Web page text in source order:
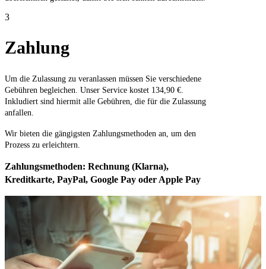
3
Zahlung
Um die Zulassung zu veranlassen müssen Sie verschiedene
Gebühren begleichen. Unser Service kostet 134,90 €.
Inkludiert sind hiermit alle Gebühren, die für die Zulassung
anfallen.
Wir bieten die gängigsten Zahlungsmethoden an, um den
Prozess zu erleichtern.
Zahlungsmethoden: Rechnung (Klarna),
Kreditkarte, PayPal, Google Pay oder Apple Pay